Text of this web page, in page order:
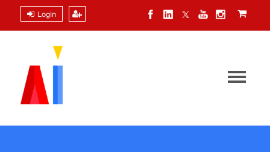
Login